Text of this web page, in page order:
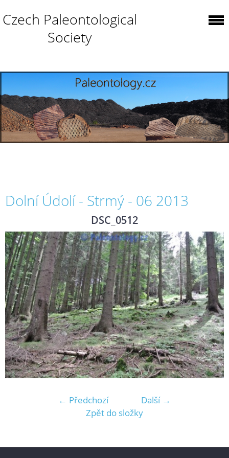
Czech Paleontological
Society
Dolní Údolí - Strmý - 06 2013
DSC_0512
← Předchozí
Další →
Zpět do složky